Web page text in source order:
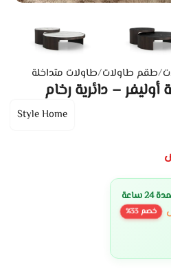
/طقم طاولات/طاولات متداخلة
– دائرية رخام
Style Home
ساعة
خصم33
%